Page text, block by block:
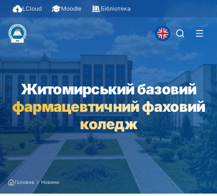
LCloud Moodle Бібліотека
Житомирський базовий
фармацевтичний фаховий
коледж
Головна Новини